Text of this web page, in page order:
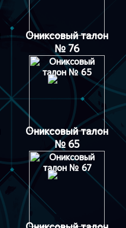
Ониксовый талон
№ 76
Ониксовый талон
№ 65